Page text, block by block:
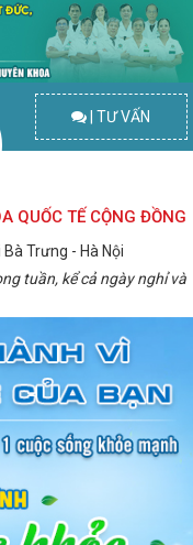
| TƯ VẤN
QUỐC TẾ CỘNG ĐỒNG
Trưng - Hà Nội
tuần, kể cả ngày nghỉ và